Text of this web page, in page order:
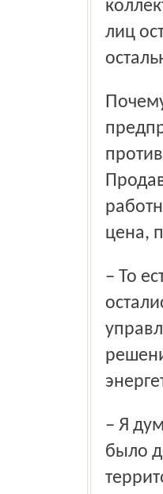
лиц
Почему продано? Потому, что акции энергетических
цена,
– То есть сейчас среди миноритарных акционеров
– Я думаю, главная причина происшедшего в том, что не
было